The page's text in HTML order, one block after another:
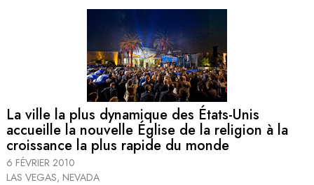
La ville la plus dynamique des États-Unis
accueille la nouvelle Église de la religion à la
croissance la plus rapide du monde
6 FÉVRIER 2010
LAS VEGAS, NEVADA